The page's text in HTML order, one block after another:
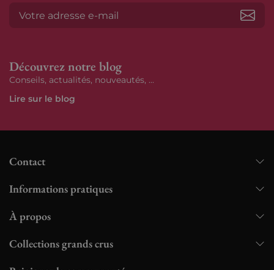
Découvrez notre blog
Conseils, actualités, nouveautés, ...
Lire sur le blog
Contact
Informations pratiques
À propos
Collections grands crus